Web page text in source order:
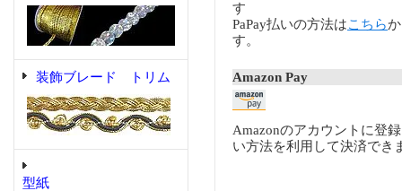
装飾ブレード トリム
型紙
す
PaPay払いの方法はこちら
す。
Amazon Pay
Amazonのアカウントに登
い方法を利用して決済でき